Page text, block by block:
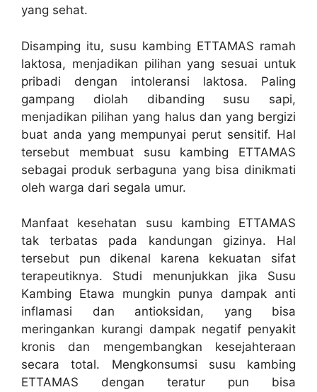
yang sehat.
Disamping itu, susu kambing ETTAMAS ramah
laktosa, menjadikan pilihan yang sesuai untuk
pribadi dengan intoleransi laktosa. Paling
gampang diolah dibanding susu sapi,
menjadikan pilihan yang halus dan yang bergizi
buat anda yang mempunyai perut sensitif. Hal
tersebut membuat susu kambing ETTAMAS
sebagai produk serbaguna yang bisa dinikmati
oleh warga dari segala umur.
Manfaat kesehatan susu kambing ETTAMAS
tak terbatas pada kandungan gizinya. Hal
tersebut pun dikenal karena kekuatan sifat
terapeutiknya. Studi menunjukkan jika Susu
Kambing Etawa mungkin punya dampak anti
inflamasi dan antioksidan, yang bisa
meringankan kurangi dampak negatif penyakit
kronis dan mengembangkan kesejahteraan
secara total. Mengkonsumsi susu kambing
ETTAMAS dengan teratur pun bisa